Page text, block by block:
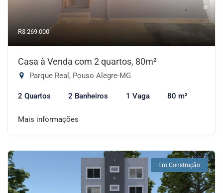
R$ 269.000
Casa à Venda com 2 quartos, 80m²
Parque Real, Pouso Alegre-MG
2 Quartos 2 Banheiros 1 Vaga 80 m²
Mais informações
Em Construção